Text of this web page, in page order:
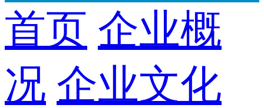
首页 企业概
况 企业文化